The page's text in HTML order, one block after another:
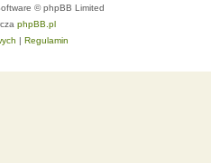
© phpBB Limited
phpBB.pl
| Regulamin